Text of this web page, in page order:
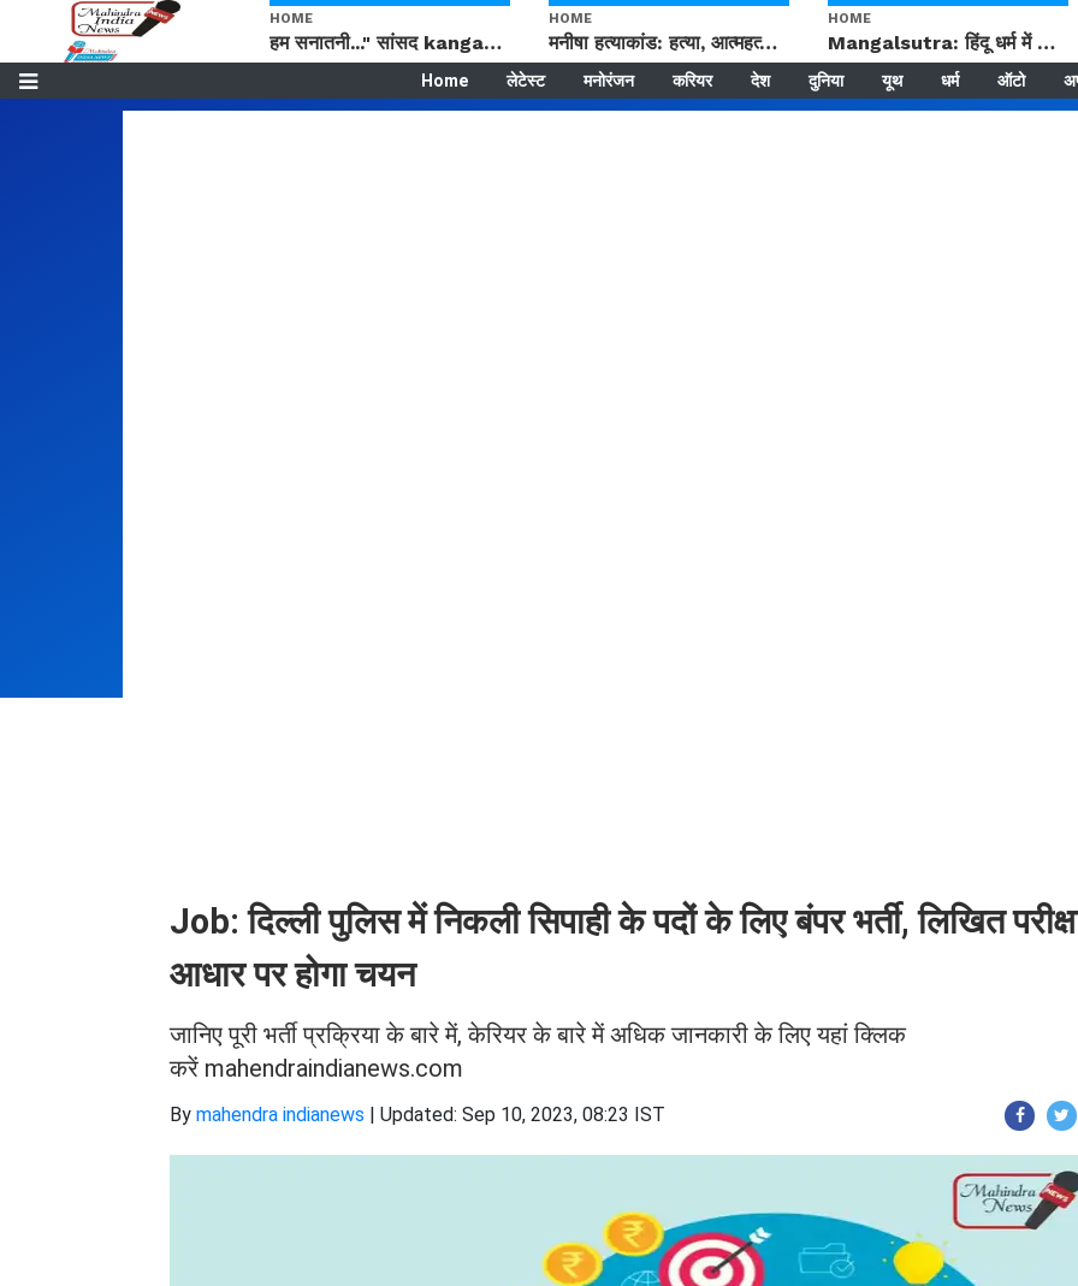
HOME
हम सनातनी..." सांसद kangana Ranaut से क्या बोली लड़की? Viral Jantar-Mantar | CJP protest
HOME
मनीषा हत्याकांड: हत्या, आत्महत्या या कोई बड़ा राज? | Full Story | Josh Haryana
HOME
Mangalsutra: हिंदू धर्म में शादी के बाद मंगलसूत्र क्यों पहनती है महिलाएं, किसने शुरु की ये परंपरा
Home लेटेस्ट मनोरंजन करियर देश दुनिया यूथ धर्म ऑटो
Job: दिल्ली पुलिस में निकली सिपाही के पदों के लिए बंपर भर्ती, लिखित
आधार पर होगा चयन
जानिए पूरी भर्ती प्रक्रिया के बारे में, केरियर के बारे में अधिक जानकारी के लिए यहां क्लिक
करें mahendraindianews.com
By mahendra indianews | Updated: Sep 10, 2023, 08:23 IST